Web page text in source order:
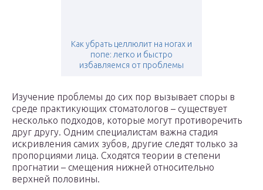
Как убрать целлюлит на ногах и
попе: легко и быстро
избавляемся от проблемы
Изучение проблемы до сих пор вызывает споры в
среде практикующих стоматологов – существует
несколько подходов, которые могут противоречить
друг другу. Одним специалистам важна стадия
искривления самих зубов, другие следят только за
пропорциями лица. Сходятся теории в степени
прогнатии – смещения нижней относительно
верхней половины.